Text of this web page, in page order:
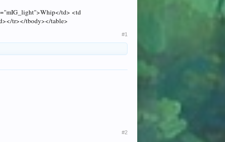
td> <td
tr></tbody></table>
#1
#2